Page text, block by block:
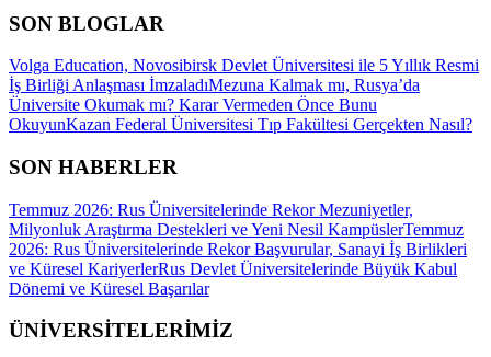
SON BLOGLAR
Volga Education, Novosibirsk Devlet Üniversitesi ile 5 Yıllık Resmi
İş Birliği Anlaşması İmzaladıMezuna Kalmak mı, Rusya’da
Üniversite Okumak mı? Karar Vermeden Önce Bunu
OkuyunKazan Federal Üniversitesi Tıp Fakültesi Gerçekten Nasıl?
SON HABERLER
Temmuz 2026: Rus Üniversitelerinde Rekor Mezuniyetler,
Milyonluk Araştırma Destekleri ve Yeni Nesil KampüslerTemmuz
2026: Rus Üniversitelerinde Rekor Başvurular, Sanayi İş Birlikleri
ve Küresel KariyerlerRus Devlet Üniversitelerinde Büyük Kabul
Dönemi ve Küresel Başarılar
ÜNİVERSİTELERİMİZ